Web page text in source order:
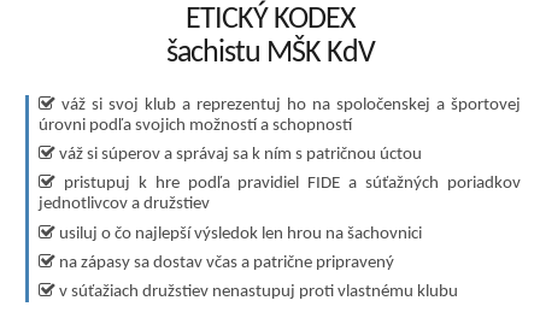
ETICKÝ KODEX
šachistu MŠK KdV
váž si svoj klub a reprezentuj ho na spoločenskej a športovej
úrovni podľa svojich možností a schopností
váž si súperov a správaj sa k ním s patričnou úctou
pristupuj k hre podľa pravidiel FIDE a súťažných poriadkov
jednotlivcov a družstiev
usiluj o čo najlepší výsledok len hrou na šachovnici
na zápasy sa dostav včas a patrične pripravený
v súťažiach družstiev nenastupuj proti vlastnému klubu